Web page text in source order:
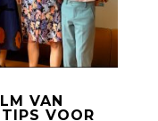
VAN
VOOR